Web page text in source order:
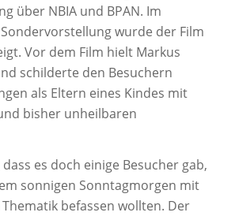
über NBIA und BPAN. Im
wurde der Film
Vor dem Film hielt Markus
schilderte den Besuchern
als Eltern eines Kindes mit
bisher unheilbaren
es doch einige Besucher gab,
sonnigen Sonntagmorgen mit
befassen wollten. Der